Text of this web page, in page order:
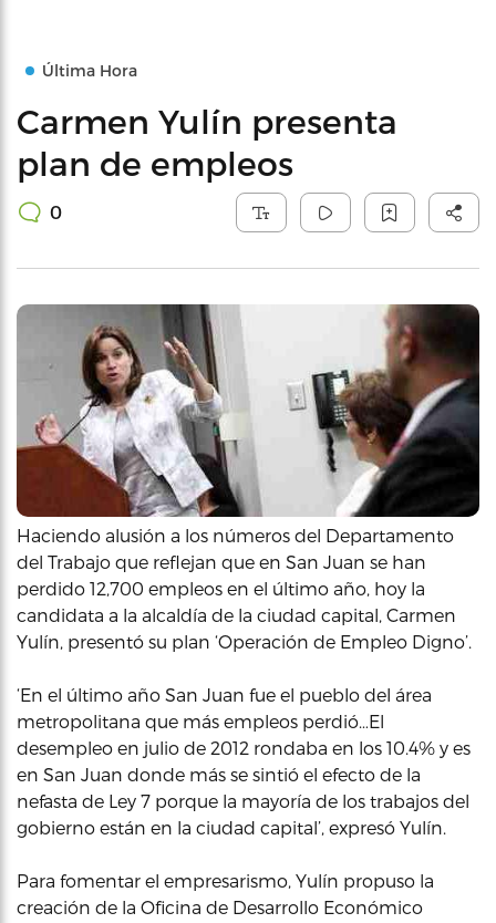
Última Hora
Carmen Yulín presenta
plan de empleos
0
Haciendo alusión a los números del Departamento
del Trabajo que reflejan que en San Juan se han
perdido 12,700 empleos en el último año, hoy la
candidata a la alcaldía de la ciudad capital, Carmen
Yulín, presentó su plan ‘Operación de Empleo Digno’.
‘En el último año San Juan fue el pueblo del área
metropolitana que más empleos perdió…El
desempleo en julio de 2012 rondaba en los 10.4% y es
en San Juan donde más se sintió el efecto de la
nefasta de Ley 7 porque la mayoría de los trabajos del
gobierno están en la ciudad capital’, expresó Yulín.
Para fomentar el empresarismo, Yulín propuso la
creación de la Oficina de Desarrollo Económico